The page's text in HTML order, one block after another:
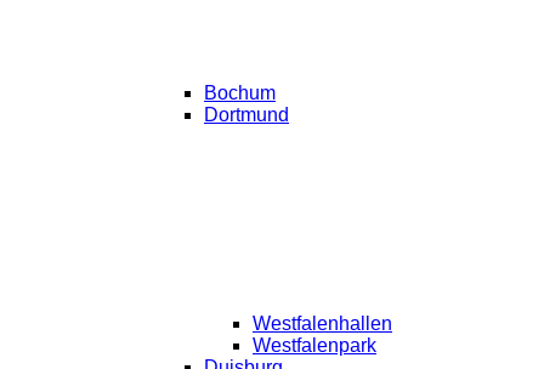
Bochum
Dortmund
Westfalenhallen
Westfalenpark